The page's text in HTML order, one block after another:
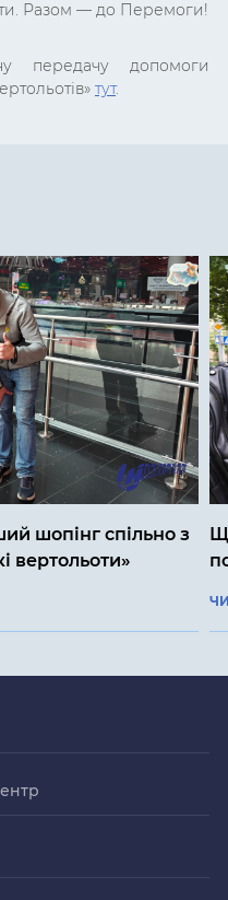
Разом — до Перемоги!
передачу допомоги
тут.
шопінг спільно з
вертольоти»